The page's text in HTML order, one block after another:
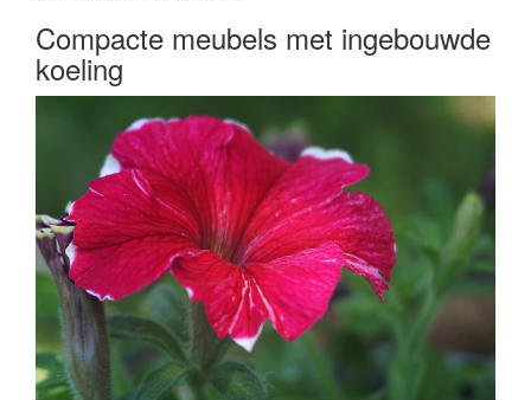
Compacte meubels met ingebouwde
koeling